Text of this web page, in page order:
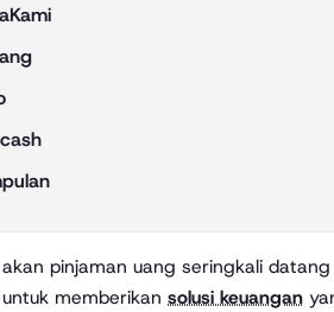
memberikan solusi keuangan